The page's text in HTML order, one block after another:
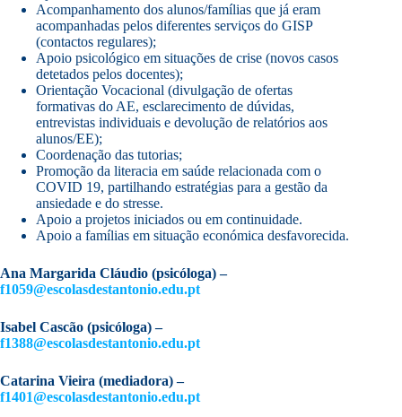
Acompanhamento dos alunos/famílias que já eram
acompanhadas pelos diferentes serviços do GISP
(contactos regulares);
Apoio psicológico em situações de crise (novos casos
detetados pelos docentes);
Orientação Vocacional (divulgação de ofertas
formativas do AE, esclarecimento de dúvidas,
entrevistas individuais e devolução de relatórios aos
alunos/EE);
Coordenação das tutorias;
Promoção da literacia em saúde relacionada com o
COVID 19, partilhando estratégias para a gestão da
ansiedade e do stresse.
Apoio a projetos iniciados ou em continuidade.
Apoio a famílias em situação económica desfavorecida.
Ana Margarida Cláudio (psicóloga) –
f1059@escolasdestantonio.edu.pt
Isabel Cascão (psicóloga) –
f1388@escolasdestantonio.edu.pt
Catarina Vieira (mediadora) –
f1401@escolasdestantonio.edu.pt